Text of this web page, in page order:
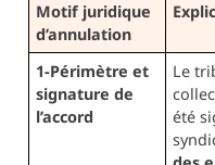
Motif juridique
d’annulation
1-Périmètre et
signature de
l’accord
Le
été